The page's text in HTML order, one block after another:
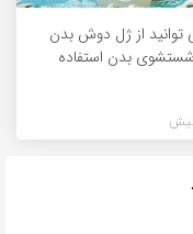
توانید از ژل دوش بدن
بدن استفاده